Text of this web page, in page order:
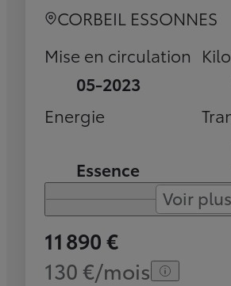
CORBEIL ESSONNES
Mise en circulation
05-2023
Energie
Essence
Voir plus
11 890 €
130 €/mois